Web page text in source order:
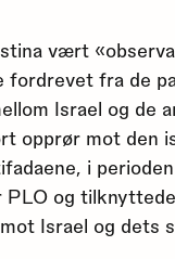
vært
fordrevet fra de
Israel og de
opprør mot den
i
PLO og
Israel og dets